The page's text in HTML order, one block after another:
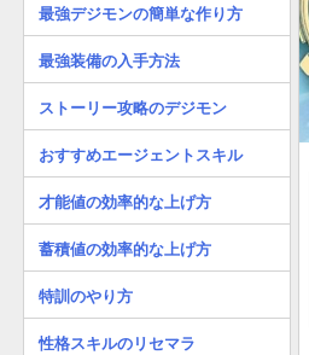
最強デジモンの簡単な作り方
最強装備の入手方法
ストーリー攻略のデジモン
おすすめエージェントスキル
才能値の効率的な上げ方
蓄積値の効率的な上げ方
特訓のやり方
性格スキルのリセマラ